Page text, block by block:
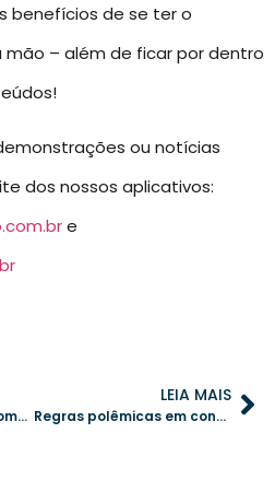
benefícios de se ter o
– além de ficar por dentro
ou notícias
dos nossos aplicativos:
e
Portaria sob controle: como evitar falhas e garantir segurança
LEIA MAIS
Regras polêmicas em condomínios: como lidar com questões difíceis?